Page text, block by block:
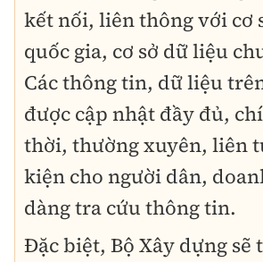
kết nối, liên thông với cơ
quốc gia, cơ sở dữ liệu
Các thông tin, dữ liệu
được cập nhật đầy đủ,
thời, thường xuyên, liên
kiện cho người dân,
dàng tra cứu thông tin.
Đặc biệt, Bộ Xây dựng sẽ